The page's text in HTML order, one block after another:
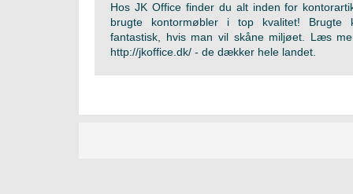
Hos JK Office finder du alt inden for
brugte kontormøbler i top kvalitet! Brugte
fantastisk, hvis man vil skåne miljøet. Læs
http://jkoffice.dk/ - de dækker hele landet.